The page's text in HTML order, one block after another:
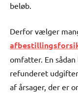
beløb.
Derfor vælger
omfatter. En
refunderet
af årsager, der er